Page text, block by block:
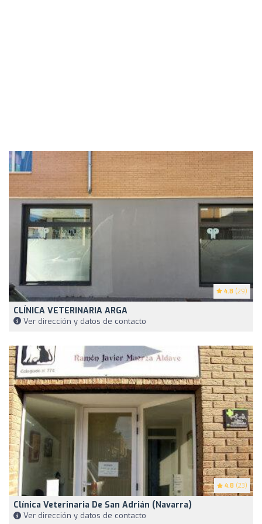
4.8 (29)
CLÍNICA VETERINARIA ARGA
Ver dirección y datos de contacto
4.8 (23)
Clínica Veterinaria De San Adrián (Navarra)
Ver dirección y datos de contacto